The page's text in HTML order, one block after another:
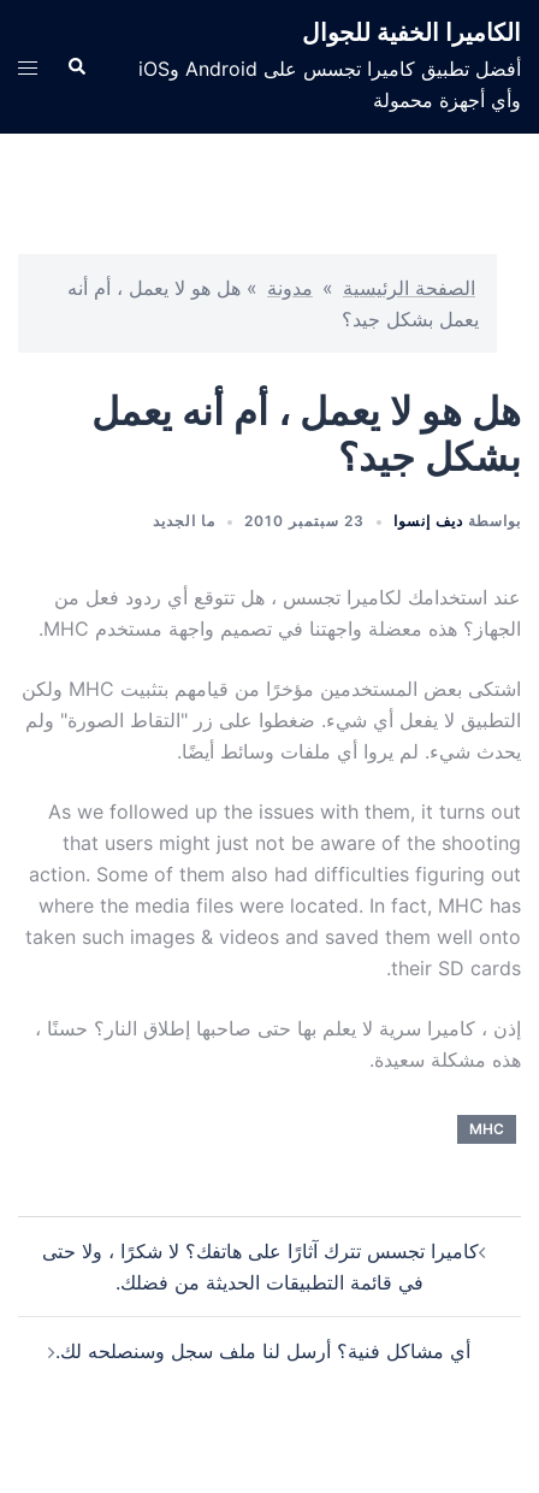
الكاميرا الخفية للجوال
أفضل تطبيق كاميرا تجسس على Android وiOS
وأي أجهزة محمولة
الصفحة الرئيسية » مدونة » هل هو لا يعمل ، أم أنه
يعمل بشكل جيد؟
هل هو لا يعمل ، أم أنه يعمل
بشكل جيد؟
بواسطة ديف إنسوا 23 سبتمبر 2010 ما الجديد
عند استخدامك لكاميرا تجسس ، هل تتوقع أي ردود فعل من
الجهاز؟ هذه معضلة واجهتنا في تصميم واجهة مستخدم MHC.
اشتكى بعض المستخدمين مؤخرًا من قيامهم بتثبيت MHC ولكن
التطبيق لا يفعل أي شيء. ضغطوا على زر "التقاط الصورة" ولم
يحدث شيء. لم يروا أي ملفات وسائط أيضًا.
As we followed up the issues with them, it turns out
that users might just not be aware of the shooting
action. Some of them also had difficulties figuring out
where the media files were located. In fact, MHC has
taken such images & videos and saved them well onto
their SD cards.
إذن ، كاميرا سرية لا يعلم بها حتى صاحبها إطلاق النار؟ حسنًا ،
هذه مشكلة سعيدة.
MHC
كاميرا تجسس تترك آثارًا على هاتفك؟ لا شكرًا ، ولا حتى
في قائمة التطبيقات الحديثة من فضلك.
أي مشاكل فنية؟ أرسل لنا ملف سجل وسنصلحه لك.